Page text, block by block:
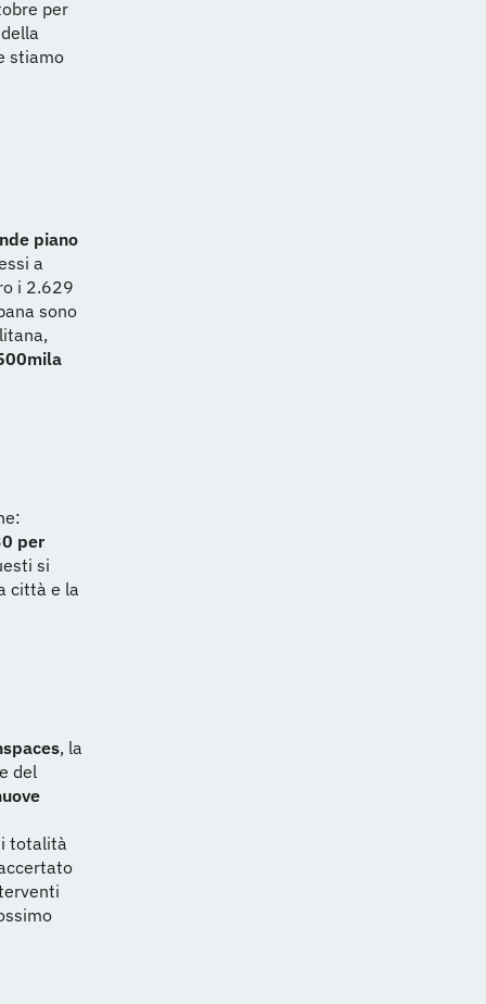
per
stiamo
piano
a
i 2.629
sono
per
si
città e la
, la
del
totalità